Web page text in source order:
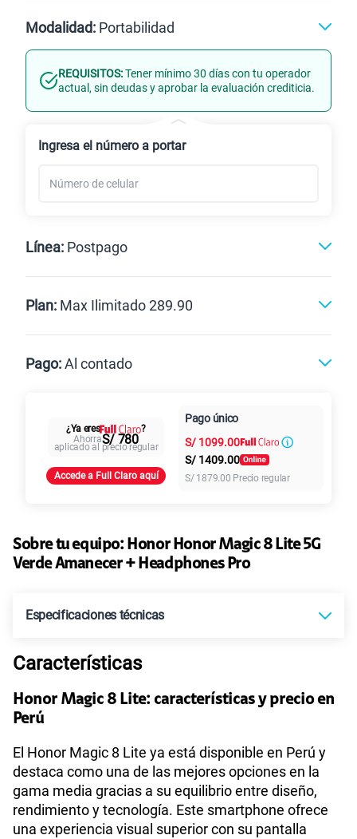
512GB
Modalidad: Portabilidad
Línea Nueva Portabilidad
REQUISITOS:Tener mínimo 30 días con tu operador
actual, sin deudas y aprobar la evaluación crediticia.
Ingresa el número a portar
Línea: Postpago
Postpago
Plan: Max Ilimitado 289.90
Paga solo
125GBen alta velocidad
79.90
155 GBen alta velocidad
Paga solo
110GBen alta velocidad
Paga solo 159.90
Paga solo S/ 189.90
Paga solo
200GB en alta velocidad
S/289.90
Pago:Al contado
Al contado Cuotas Claro
intereses
¿Ya eres
?
AhorraS/ 780
aplicado al precio regular
Accede a Full Claro aquí
Pago único
S/ 1099.00
S/ 1409.00
S/ 1879.00 Precio regular
Sobre tu equipo: Honor Honor Magic 8 Lite 5G
Verde Amanecer + Headphones Pro
Especificaciones técnicas
Tecnología de Pantalla
Procesador Qualcomm Snapdragon 6 Gen 4
Características
Honor Magic 8 Lite: características y precio en
Perú
El Honor Magic 8 Lite ya está disponible en Perú y
destaca como una de las mejores opciones en la
gama media gracias a su equilibrio entre diseño,
rendimiento y tecnología. Este smartphone ofrece
una experiencia visual superior con su pantalla